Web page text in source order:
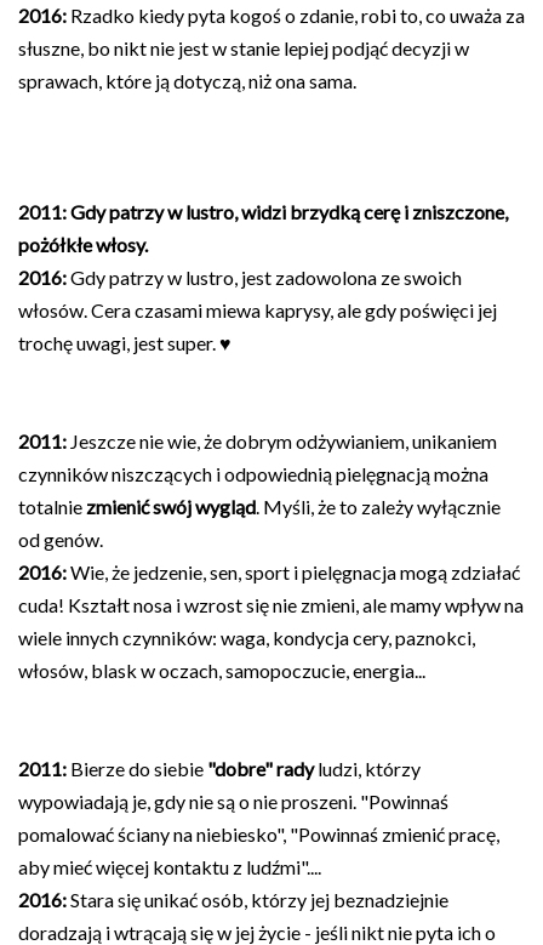
2016: Rzadko kiedy pyta kogoś o zdanie, robi to, co uważa za
słuszne, bo nikt nie jest w stanie lepiej podjąć decyzji w
sprawach, które ją dotyczą, niż ona sama.
2011:Gdy patrzy w lustro, widzi brzydką cerę i zniszczone,
pożółkłe włosy.
2016:Gdy patrzy w lustro, jest zadowolona ze swoich
włosów. Cera czasami miewa kaprysy, ale gdy poświęci jej
trochę uwagi, jest super. ♥
2011: Jeszcze nie wie, że dobrym odżywianiem, unikaniem
czynników niszczących i odpowiednią pielęgnacją można
totalnie zmienić swój wygląd. Myśli, że to zależy wyłącznie
od genów.
2016:Wie, że jedzenie, sen, sport i pielęgnacja mogą zdziałać
cuda! Kształt nosa i wzrost się nie zmieni, ale mamy wpływ na
wiele innych czynników: waga, kondycja cery, paznokci,
włosów, blask w oczach, samopoczucie, energia...
2011: Bierze do siebie "dobre" radyludzi, którzy
wypowiadają je, gdy nie są o nie proszeni. "Powinnaś
pomalować ściany na niebiesko", "Powinnaś zmienić pracę,
aby mieć więcej kontaktu z ludźmi"....
2016:Stara się unikaćosób, którzy jej beznadziejnie
doradzają i wtrącają się w jej życie - jeśli nikt nie pyta ich o